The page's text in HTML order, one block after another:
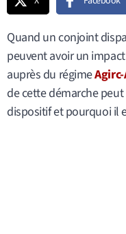
Quand un conjoint
peuvent avoir un
auprès du régime
de cette démarche
dispositif et pourquoi il